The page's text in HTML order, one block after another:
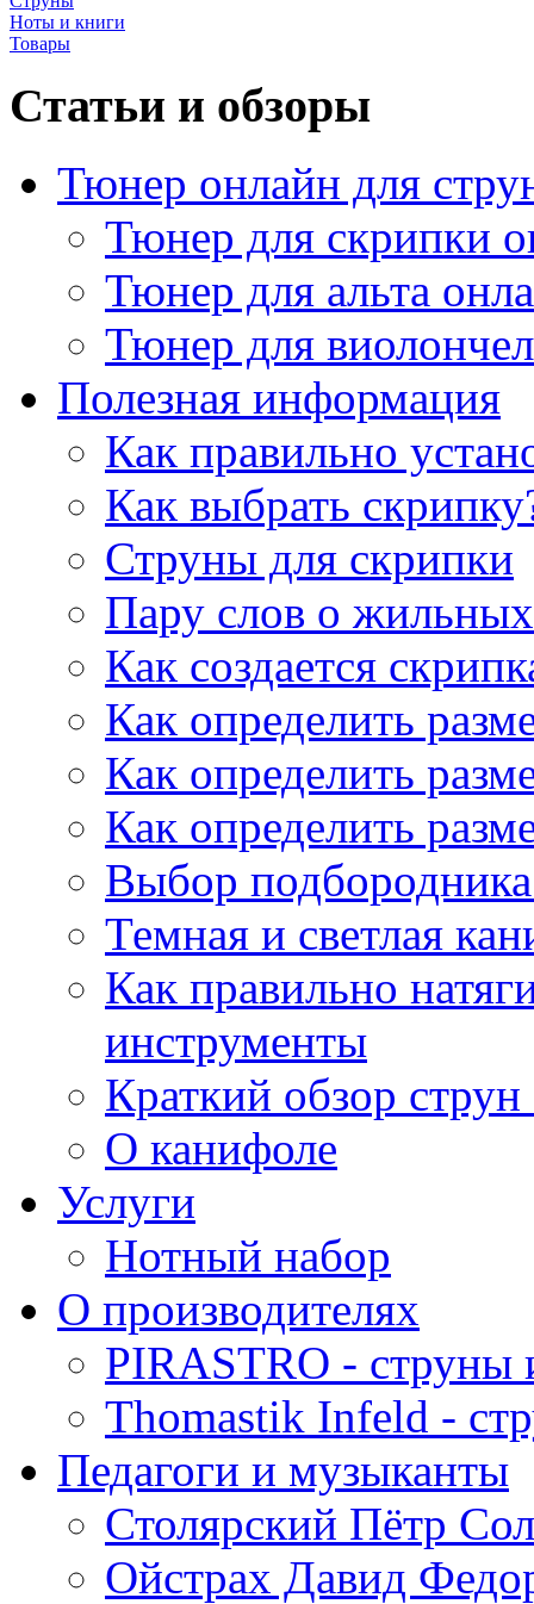
Ноты и книги
Товары
Статьи и обзоры
Тюнер онлайн для
Тюнер для скрипки
Тюнер для альта
Тюнер для
Полезная информация
Как правильно
Как выбрать
Струны для скрипки
Пару слов о
Как создается
Как определить
Как определить
Как определить
Выбор
Темная и светлая
Как правильно
инструменты
Краткий обзор
О канифоле
Услуги
Нотный набор
О производителях
PIRASTRO - струны
Thomastik Infeld -
Педагоги и музыканты
Столярский Пётр
Ойстрах Давид